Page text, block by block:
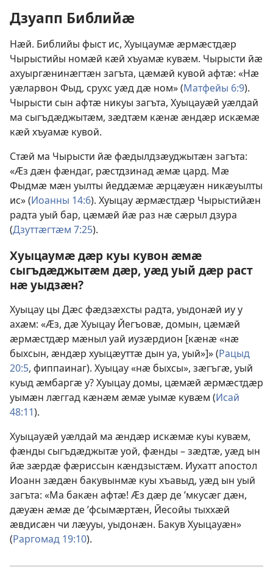
Дзуапп Библийӕ
Нӕй. Библийы фыст ис, Хуыцаумӕ ӕрмӕстдӕр
Чырыстийы номӕй кӕй хъуамӕ кувӕм. Чырысти йӕ
ахуыргӕнинӕгтӕн загъта, цӕмӕй кувой афтӕ: «Нӕ
уӕларвон Фыд, срухс уӕд дӕ ном» (Матфейы 6:9).
Чырысти сын афтӕ никуы загъта, Хуыцауӕй уӕлдай
ма сыгъдӕджытӕм, зӕдтӕм кӕнӕ ӕндӕр искӕмӕ
кӕй хъуамӕ кувой.
Стӕй ма Чырысти йӕ фӕдылдзӕуджытӕн загъта:
«Ӕз дӕн фӕндаг, рӕстдзинад ӕмӕ цард. Мӕ
Фыдмӕ мӕн уылты йеддӕмӕ ӕрцӕуӕн никӕуылты
ис» (Иоанны 14:6). Хуыцау ӕрмӕстдӕр Чырыстийӕн
радта уый бар, цӕмӕй йӕ раз нӕ сӕрыл дзура
(Дзуттӕгтӕм 7:25).
Хуыцаумӕ дӕр куы кувон ӕмӕ
сыгъдӕджытӕм дӕр, уӕд уый дӕр раст
нӕ уыдзӕн?
Хуыцау цы Дӕс фӕдзӕхсты радта, уыдонӕй иу у
ахӕм: «Ӕз, дӕ Хуыцау Йегъовӕ, домын, цӕмӕй
ӕрмӕстдӕр мӕныл уай иузӕрдион [кӕнӕ «нӕ
быхсын, ӕндӕр хуыцӕуттӕ дын уа, уый»]» (Рацыд
20:5, фиппаинаг). Хуыцау «нӕ быхсы», зӕгъгӕ, уый
куыд ӕмбаргӕ у? Хуыцау домы, цӕмӕй ӕрмӕстдӕр
уымӕн лӕггад кӕнӕм ӕмӕ уымӕ кувӕм (Исай
48:11).
Хуыцауӕй уӕлдай ма ӕндӕр искӕмӕ куы кувӕм,
фӕнды сыгъдӕджытӕ уой, фӕнды – зӕдтӕ, уӕд ын
йӕ зӕрдӕ фӕриссын кӕндзыстӕм. Иухатт апостол
Иоанн зӕдӕн бакувынмӕ куы хъавыд, уӕд ын уый
загъта: «Ма бакӕн афтӕ! Ӕз дӕр де ’мкусӕг дӕн,
дӕуӕн ӕмӕ де ’фсымӕртӕн, Йесойы тыххӕй
ӕвдисӕн чи лӕууы, уыдонӕн. Бакув Хуыцауӕн»
(Раргомад 19:10).